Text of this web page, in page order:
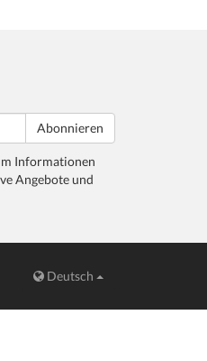
Abonnieren
Informationen
Angebote und
Deutsch